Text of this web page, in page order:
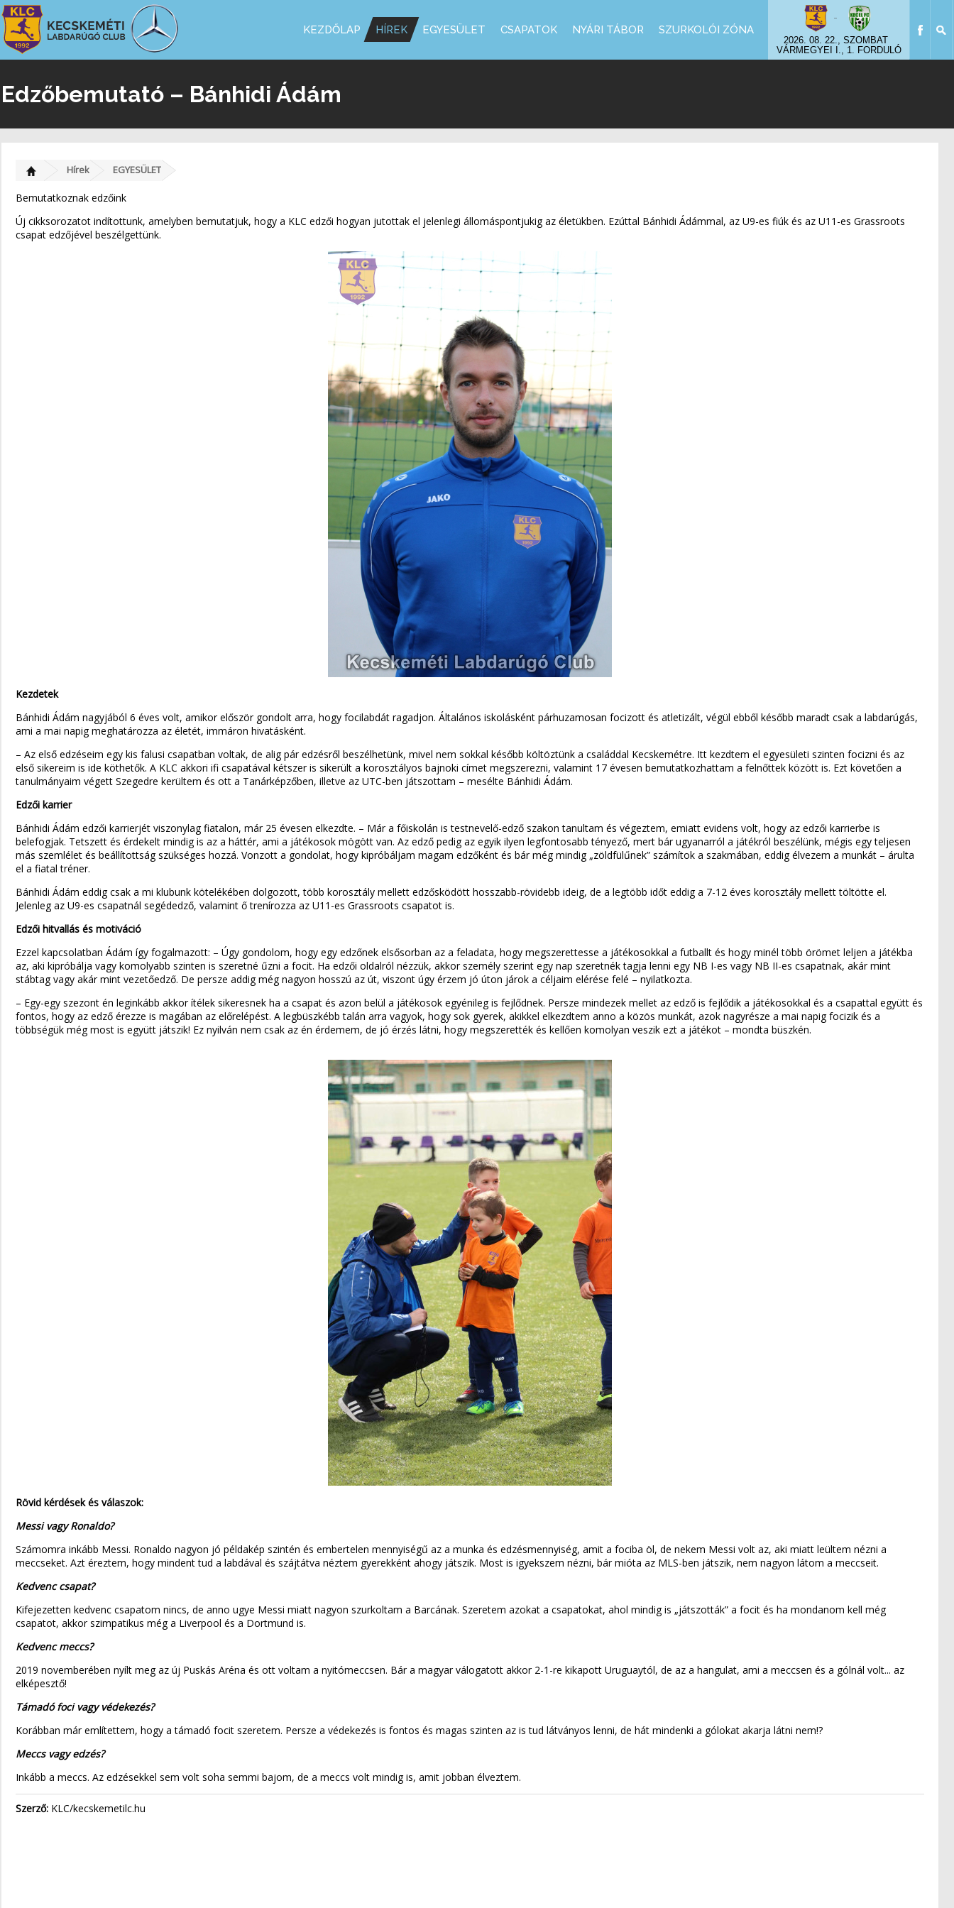
-
2026. 08. 22., SZOMBAT
VÁRMEGYEI I., 1. FORDULÓ
KEZDŐLAP HÍREK EGYESÜLET CSAPATOK NYÁRI TÁBOR SZURKOLÓI ZÓNA
Edzőbemutató – Bánhidi Ádám
Hírek EGYESÜLET
Bemutatkoznak edzőink
Új cikksorozatot indítottunk, amelyben bemutatjuk, hogy a KLC edzői hogyan jutottak el jelenlegi állomáspontjukig az életükben. Ezúttal Bánhidi Ádámmal, az U9-es fiúk és az U11-es Grassroots
csapat edzőjével beszélgettünk.
Kezdetek
Bánhidi Ádám nagyjából 6 éves volt, amikor először gondolt arra, hogy focilabdát ragadjon. Általános iskolásként párhuzamosan focizott és atletizált, végül ebből később maradt csak a labdarúgás,
ami a mai napig meghatározza az életét, immáron hivatásként.
– Az első edzéseim egy kis falusi csapatban voltak, de alig pár edzésről beszélhetünk, mivel nem sokkal később költöztünk a családdal Kecskemétre. Itt kezdtem el egyesületi szinten focizni és az
első sikereim is ide köthetők. A KLC akkori ifi csapatával kétszer is sikerült a korosztályos bajnoki címet megszerezni, valamint 17 évesen bemutatkozhattam a felnőttek között is. Ezt követően a
tanulmányaim végett Szegedre kerültem és ott a Tanárképzőben, illetve az UTC-ben játszottam – mesélte Bánhidi Ádám.
Edzői karrier
Bánhidi Ádám edzői karrierjét viszonylag fiatalon, már 25 évesen elkezdte. – Már a főiskolán is testnevelő-edző szakon tanultam és végeztem, emiatt evidens volt, hogy az edzői karrierbe is
belefogjak. Tetszett és érdekelt mindig is az a háttér, ami a játékosok mögött van. Az edző pedig az egyik ilyen legfontosabb tényező, mert bár ugyanarról a játékról beszélünk, mégis egy teljesen
más szemlélet és beállítottság szükséges hozzá. Vonzott a gondolat, hogy kipróbáljam magam edzőként és bár még mindig „zöldfülűnek” számítok a szakmában, eddig élvezem a munkát – árulta
el a fiatal tréner.
Bánhidi Ádám eddig csak a mi klubunk kötelékében dolgozott, több korosztály mellett edzősködött hosszabb-rövidebb ideig, de a legtöbb időt eddig a 7-12 éves korosztály mellett töltötte el.
Jelenleg az U9-es csapatnál segédedző, valamint ő trenírozza az U11-es Grassroots csapatot is.
Edzői hitvallás és motiváció
Ezzel kapcsolatban Ádám így fogalmazott: – Úgy gondolom, hogy egy edzőnek elsősorban az a feladata, hogy megszerettesse a játékosokkal a futballt és hogy minél több örömet leljen a játékba
az, aki kipróbálja vagy komolyabb szinten is szeretné űzni a focit. Ha edzői oldalról nézzük, akkor személy szerint egy nap szeretnék tagja lenni egy NB I-es vagy NB II-es csapatnak, akár mint
stábtag vagy akár mint vezetőedző. De persze addig még nagyon hosszú az út, viszont úgy érzem jó úton járok a céljaim elérése felé – nyilatkozta.
– Egy-egy szezont én leginkább akkor ítélek sikeresnek ha a csapat és azon belül a játékosok egyénileg is fejlődnek. Persze mindezek mellet az edző is fejlődik a játékosokkal és a csapattal együtt és
fontos, hogy az edző érezze is magában az előrelépést. A legbüszkébb talán arra vagyok, hogy sok gyerek, akikkel elkezdtem anno a közös munkát, azok nagyrésze a mai napig focizik és a
többségük még most is együtt játszik! Ez nyilván nem csak az én érdemem, de jó érzés látni, hogy megszerették és kellően komolyan veszik ezt a játékot – mondta büszkén.
Rövid kérdések és válaszok:
Messi vagy Ronaldo?
Számomra inkább Messi. Ronaldo nagyon jó példakép szintén és embertelen mennyiségű az a munka és edzésmennyiség, amit a fociba öl, de nekem Messi volt az, aki miatt leültem nézni a
meccseket. Azt éreztem, hogy mindent tud a labdával és szájtátva néztem gyerekként ahogy játszik. Most is igyekszem nézni, bár mióta az MLS-ben játszik, nem nagyon látom a meccseit.
Kedvenc csapat?
Kifejezetten kedvenc csapatom nincs, de anno ugye Messi miatt nagyon szurkoltam a Barcának. Szeretem azokat a csapatokat, ahol mindig is „játszották” a focit és ha mondanom kell még
csapatot, akkor szimpatikus még a Liverpool és a Dortmund is.
Kedvenc meccs?
2019 novemberében nyílt meg az új Puskás Aréna és ott voltam a nyitómeccsen. Bár a magyar válogatott akkor 2-1-re kikapott Uruguaytól, de az a hangulat, ami a meccsen és a gólnál volt... az
elképesztő!
Támadó foci vagy védekezés?
Korábban már említettem, hogy a támadó focit szeretem. Persze a védekezés is fontos és magas szinten az is tud látványos lenni, de hát mindenki a gólokat akarja látni nem!?
Meccs vagy edzés?
Inkább a meccs. Az edzésekkel sem volt soha semmi bajom, de a meccs volt mindig is, amit jobban élveztem.
Szerző: KLC/kecskemetilc.hu